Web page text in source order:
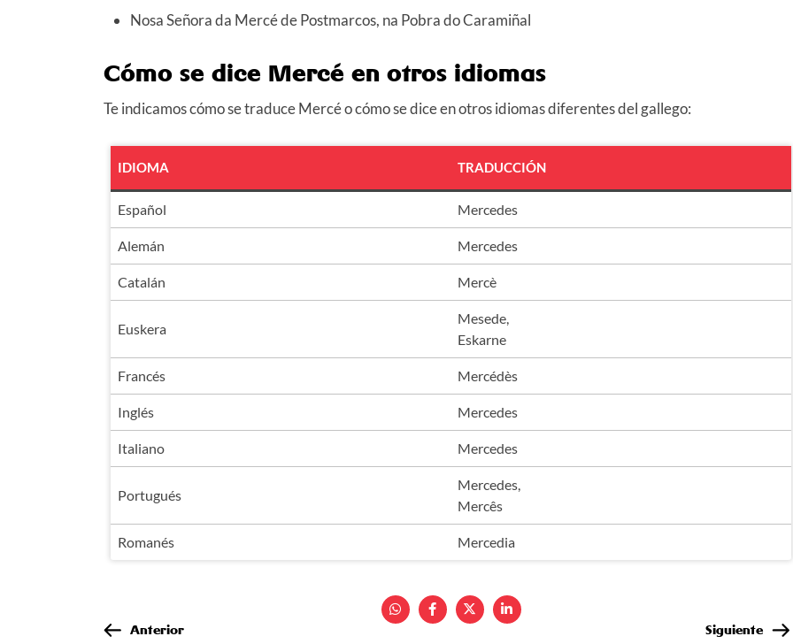
Nosa Señora da Mercé de Postmarcos, na Pobra do Caramiñal
Cómo se dice Mercé en otros idiomas
Te indicamos cómo se traduce Mercé o cómo se dice en otros idiomas diferentes del gallego:
IDIOMA TRADUCCIÓN
Español Mercedes
Alemán Mercedes
Catalán Mercè
Euskera
Mesede,
Eskarne
Francés Mercédès
Inglés Mercedes
Italiano Mercedes
Portugués
Mercedes,
Mercês
Romanés Mercedia
Anterior Siguiente